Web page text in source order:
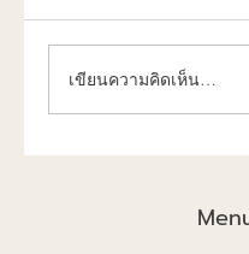
แวดล้อม และอ
เขียนความคิดเห็น…